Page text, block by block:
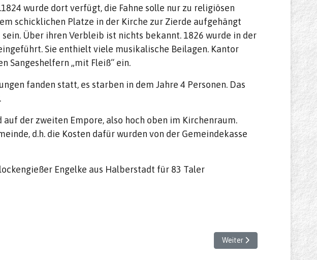
wurde dort verfügt, die Fahne solle nur zu religiösen
schicklichen Platze in der Kirche zur Zierde aufgehängt
Über ihren Verbleib ist nichts bekannt. 1826 wurde in der
Sie enthielt viele musikalische Beilagen. Kantor
Sangeshelfern „mit Fleiß“ ein.
fanden statt, es starben in dem Jahre 4 Personen. Das
der zweiten Empore, also hoch oben im Kirchenraum.
d.h. die Kosten dafür wurden von der Gemeindekasse
Engelke aus Halberstadt für 83 Taler
Nächster Beitrag: Abgaben in
Weiter